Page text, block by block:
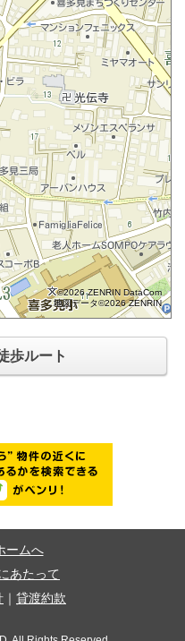
©2026 ZENRIN DataCom
地図データ©2026 ZENRIN
歩ルート
ームへ
あたって
貸渡約款